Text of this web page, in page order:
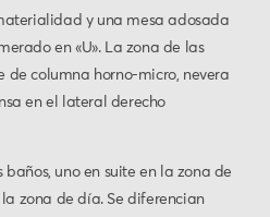
y una mesa adosada
en «U». La zona de las
de columna horno-micro, nevera
en el lateral derecho
uno en suite en la zona de
zona de día. Se diferencian